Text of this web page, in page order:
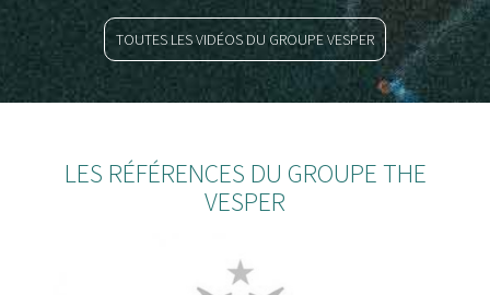
TOUTES LES VIDÉOS DU GROUPE VESPER
LES RÉFÉRENCES DU GROUPE THE
VESPER